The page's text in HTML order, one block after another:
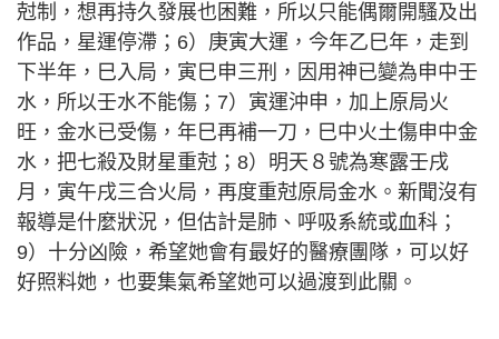
尅制，想再持久發展也困難，所以只能偶爾開騷及出
作品，星運停滯；6）庚寅大運，今年乙巳年，走到
下半年，巳入局，寅巳申三刑，因用神已變為申中壬
水，所以壬水不能傷；7）寅運沖申，加上原局火
旺，金水已受傷，年巳再補一刀，巳中火土傷申中金
水，把七殺及財星重尅；8）明天８號為寒露壬戌
月，寅午戌三合火局，再度重尅原局金水。新聞沒有
報導是什麼狀況，但估計是肺、呼吸系統或血科；
9）十分凶險，希望她會有最好的醫療團隊，可以好
好照料她，也要集氣希望她可以過渡到此關。